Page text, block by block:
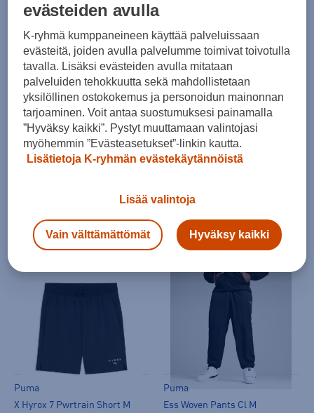
Koko Väri Kauppasaatavuus
tuotetta
X Hyrox Poly Graphic Tee M
(0)
38,00 €
X Hyrox BB Cap U
30,00 €
Puma
X Hyrox 7 Pwrtrain Short M
Puma
Ess Woven Pants Cl M
evästeiden avulla
K-ryhmä kumppaneineen käyttää palveluissaan
evästeitä, joiden avulla palvelumme toimivat toivotulla
tavalla. Lisäksi evästeiden avulla mitataan
palveluiden tehokkuutta sekä mahdollistetaan
yksilöllinen ostokokemus ja personoidun mainonnan
tarjoaminen. Voit antaa suostumuksesi painamalla
”Hyväksy kaikki”. Pystyt muuttamaan valintojasi
myöhemmin ”Evästeasetukset”-linkin kautta.
Lisätietoja K-ryhmän evästekäytännöistä
Lisää valintoja
Vain välttämättömät Hyväksy kaikki